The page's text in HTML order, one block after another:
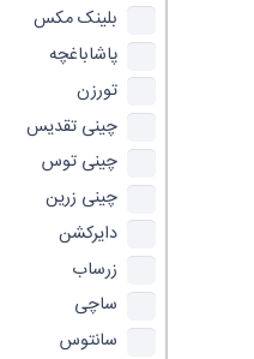
بلینک مکس
پاشاباغچه
تورزن
چینی تقدیس
چینی توس
چینی زرین
دایرکشن
زرساب
ساچی
سانتوس